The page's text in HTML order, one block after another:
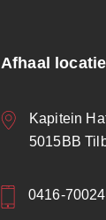
Afhaal
Kapitein
5015BB
0416-